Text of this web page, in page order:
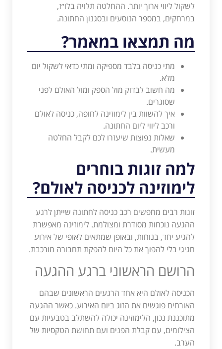
לשקול ליווי ארוך יותר. ההחלטה תלויה בלו״ז,
במרחקים, במספר הנוסעים ובסגנון החתונה.
מה תמצאו במאמר?
מתי כניסה בלבד מספיקה ומתי כדאי לשקול יום
מלא.
מה חשוב לבדוק מול הספק ומול האולם לפני
שסוגרים.
איך להשוות בין לימוזינה לחופה, כניסה לאולם
ורכב ליווי ליום החתונה.
שאלות נפוצות שיעזרו לכם לקבל החלטה
מעשית.
למה זוגות בוחרים
לימוזינה לכניסה לאולם?
זוגות רבים מחפשים רכב כניסה לחתונה שייתן לרגע
ההגעה נוכחות מסודרת ומצולמת. לימוזינה מאפשרת
להגיע יחד, בנוחות, ובאופן שמתאים לאופי של אירוע
חגיגי בלי להפוך את כל היום להפקת תחבורה מורכבת.
הרושם הראשוני ברגע ההגעה
הכניסה לאולם היא אחד הרגעים הראשונים שבהם
האורחים פוגשים את הזוג ביום האירוע. כאשר ההגעה
מתוכננת נכון, הלימוזינה יכולה להשתלב בטבעיות עם
הצילומים, עם קבלת הפנים ועם תחושת הטקסיות של
הערב.